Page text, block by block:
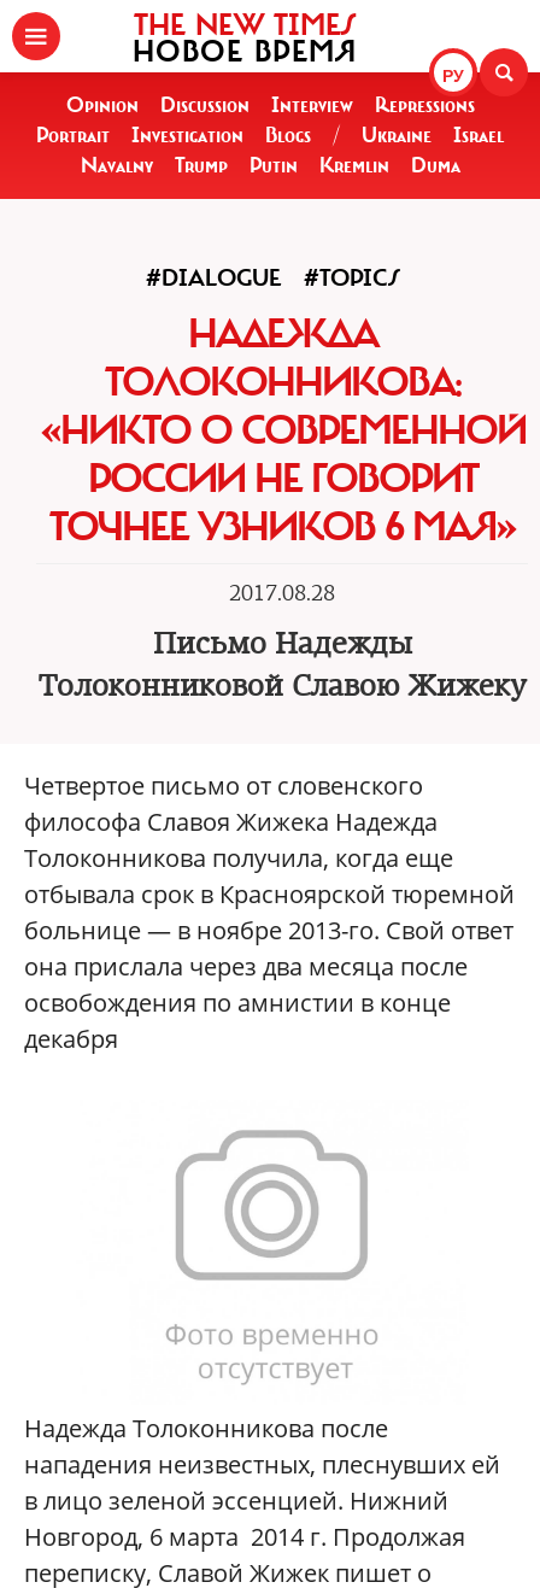
РУ
THE NEW TIMES
НОВОЕ ВРЕМЯ
Opinion Discussion Interview
Repressions
Portrait
Investigation Blogs / Ukraine
Israel
Navalny
Trump Putin Kremlin Duma
#DIALOGUE #TOPICS
НАДЕЖДА
ТОЛОКОННИКОВА:
«НИКТО О СОВРЕМЕННОЙ
РОССИИ НЕ ГОВОРИТ
ТОЧНЕЕ УЗНИКОВ 6 МАЯ»
2017.08.28
Письмо Надежды
Толоконниковой Славою Жижеку
Четвертое письмо от словенского
философа Славоя Жижека Надежда
Толоконникова получила, когда еще
отбывала срок в Красноярской тюремной
больнице — в ноябре 2013-го. Свой ответ
она прислала через два месяца после
освобождения по амнистии в конце
декабря
Надежда Толоконникова после
нападения неизвестных, плеснувших ей
в лицо зеленой эссенцией. Нижний
Новгород, 6 марта 2014 г. Продолжая
переписку, Славой Жижек пишет о